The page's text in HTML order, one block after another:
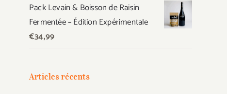
Pack Levain & Boisson de Raisin
Fermentée – Édition Expérimentale
€34,99
Articles récents